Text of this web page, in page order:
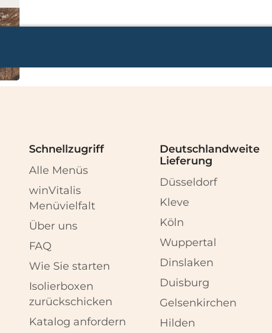
Schnellzugriff
Alle Menüs
winVitalis
Menüvielfalt
Über uns
FAQ
Wie Sie starten
Isolierboxen
zurückschicken
Katalog anfordern
Deutschlandweite
Lieferung
Düsseldorf
Kleve
Köln
Wuppertal
Dinslaken
Duisburg
Gelsenkirchen
Hilden